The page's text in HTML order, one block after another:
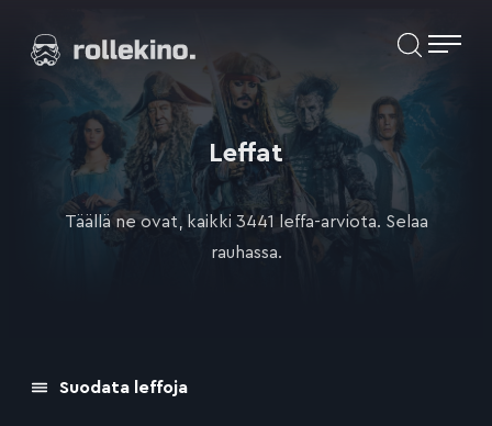
suoraan
Elokuvat ja elokuva-arviot | Rollekino.fi
lopputekstien
jälkeen.
Leffat
Täällä ne ovat, kaikki 3441 leffa-arviota. Selaa
rauhassa.
Suodata leffoja